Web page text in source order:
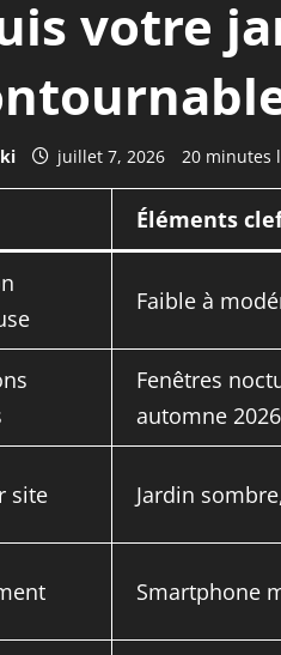
votre
juillet 7, 2026 20 minutes
Éléments
Faible à
Fenêtres
automne 2026
site Jardin
Smartphone